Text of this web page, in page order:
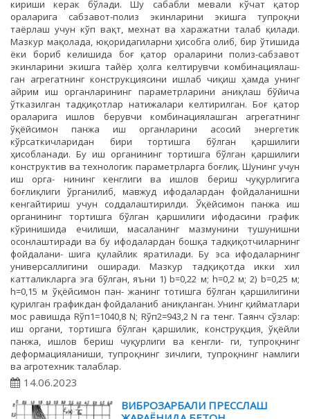
кириши керак бўлади. Шу сабабли мевали кўчат қатор
ораларига сабзавот-полиз экинларини экишга тупроқни
таёрлаш учун кўп вақт, мехнат ва харажатни талаб қилади.
Мазкур мақолада, юқоридагиларни ҳисобга олиб, бир ўтишида
ёки бориб келишида боғ қатор ораларини полиз-сабзавот
экинларини экишга тайёр ҳолга келтирувчи комбинациялаш-
ган агрегатнинг конструкциясини ишлаб чиқиш ҳамда унинг
айрим иш органларининг параметрларини аниқлаш бўйича
ўтказилган тадқиқотлар натижалари келтирилган. Боғ қатор
ораларига ишлов берувчи комбинациялашган агрегатнинг
ўқёйсимон панжа иш органларини асосий энергетик
кўрсаткичларидан бири тортишга бўлган қаршилиги
ҳисобланади. Бу иш органининг тортишга бўлган қаршилиги
конструктив ва технологик параметрларга боғлиқ. Шунинг учун
иш орга- нининг кенглиги ва ишлов бериш чуқурлигига
боғлиқлиги ўрганилиб, мавжуд ифодалардан фойдаланишни
кенгайтириш учун соддалаштирилди. Ўқёйсимон панжа иш
органининг тортишга бўлган қаршилиги ифодасини график
кўринишида ечилиши, масаланинг мазмунини тушунишни
осонлаштиради ва бу ифодалардан бошқа тадқиқотчиларнинг
фойдалани- шига қулайлик яратилади. Бу эса ифодаларнинг
универсаллигини оширади. Мазкур тадқиқотда икки хил
катталикларга эга бўлган, яъни 1) b=0,22 м; h=0,2 м; 2) b=0,25 м;
h=0,15 м ўқёйсимон пан- жанинг тотишга бўлган қаршилигини
қурилган графикдан фойдаланиб аниқланган. Унинг қийматлари
мос равишда Rўп1=1040,8 N; Rўп2=943,2 N га тенг. Таянч сўзлар:
иш органи, тортишга бўлган қаршилик, конструқция, ўқёйли
панжа, ишлов бериш чуқурлиги ва кенгли- ги, тупроқнинг
деформацияланиши, тупроқнинг зичлиги, тупроқнинг намлиги
ва агротехник талаблар.
14.06.2023
ВИБРОЗАРБАЛИ ПРЕССЛАШ